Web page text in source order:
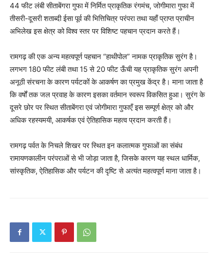
44 फीट लंबी सीताबेंगरा गुफा में निर्मित प्राकृतिक रंगमंच, जोगीमारा गुफा में
तीसरी-दूसरी शताब्दी ईसा पूर्व की भित्तिचित्र परंपरा तथा यहाँ प्राप्त प्राचीन
अभिलेख इस क्षेत्र को विश्व स्तर पर विशिष्ट पहचान प्रदान करते हैं।
रामगढ़ की एक अन्य महत्वपूर्ण पहचान “हाथीपोल” नामक प्राकृतिक सुरंग है।
लगभग 180 फीट लंबी तथा 15 से 20 फीट ऊँची यह प्राकृतिक सुरंग अपनी
अनूठी संरचना के कारण पर्यटकों के आकर्षण का प्रमुख केंद्र है। माना जाता है
कि वर्षों तक जल प्रवाह के कारण इसका वर्तमान स्वरूप विकसित हुआ। सुरंग के
दूसरे छोर पर स्थित सीताबेंगरा एवं जोगीमारा गुफाएँ इस सम्पूर्ण क्षेत्र को और
अधिक रहस्यमयी, आकर्षक एवं ऐतिहासिक महत्व प्रदान करती हैं।
रामगढ़ पर्वत के निचले शिखर पर स्थित इन कलात्मक गुफाओं का संबंध
रामायणकालीन परंपराओं से भी जोड़ा जाता है, जिसके कारण यह स्थल धार्मिक,
सांस्कृतिक, ऐतिहासिक और पर्यटन की दृष्टि से अत्यंत महत्वपूर्ण माना जाता है।